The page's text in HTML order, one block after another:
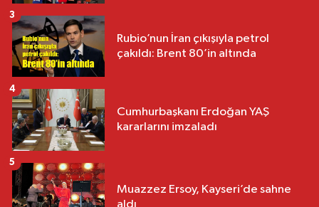
Rubio’nun İran çıkışıyla petrol
çakıldı: Brent 80’in altında
3
Cumhurbaşkanı Erdoğan YAŞ
kararlarını imzaladı
4
Muazzez Ersoy, Kayseri’de sahne
5